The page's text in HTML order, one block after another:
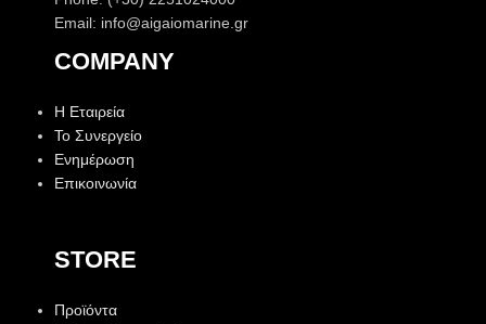
Email: info@aigaiomarine.gr
COMPANY
Η Εταιρεία
Το Συνεργείο
Ενημέρωση
Επικοινωνία
STORE
Προϊόντα